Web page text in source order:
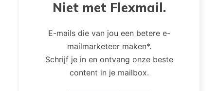
Niet met Flexmail.
E-mails die van jou een betere e-
mailmarketeer maken*.
Schrijf je in en ontvang onze beste
content in je mailbox.